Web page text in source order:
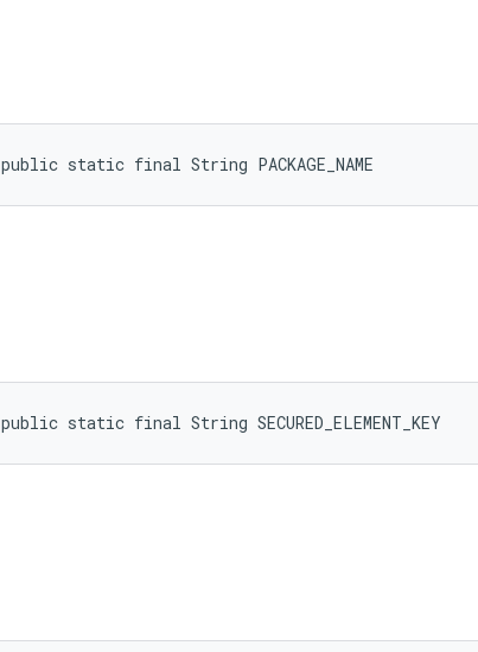
public static final String PACKAGE_NAME
public static final String SECURED_ELEMENT_KEY